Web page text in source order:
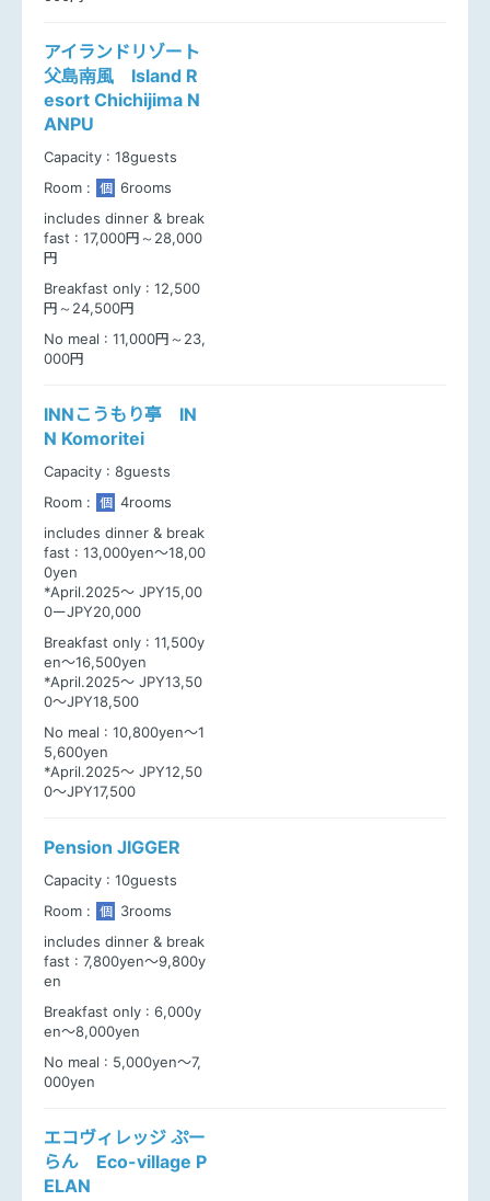
アイランドリゾート
父島南風 Island R
esort Chichijima N
ANPU
Capacity : 18guests
Room : 個 6rooms
includes dinner & break
fast : 17,000円～28,000
円
Breakfast only : 12,500
円～24,500円
No meal : 11,000円～23,
000円
INNこうもり亭 IN
N Komoritei
Capacity : 8guests
Room : 個 4rooms
includes dinner & break
fast : 13,000yen～18,00
0yen
*April.2025～ JPY15,00
0ーJPY20,000
Breakfast only : 11,500y
en～16,500yen
*April.2025～ JPY13,50
0～JPY18,500
No meal : 10,800yen～1
5,600yen
*April.2025～ JPY12,50
0～JPY17,500
Pension JIGGER
Capacity : 10guests
Room : 個 3rooms
includes dinner & break
fast : 7,800yen～9,800y
en
Breakfast only : 6,000y
en～8,000yen
No meal : 5,000yen～7,
000yen
エコヴィレッジ ぷー
らん Eco-village P
ELAN